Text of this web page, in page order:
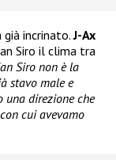
già incrinato.J-Ax
Siro il clima tra
Siro non è la
stavo male e
una direzione che
cui avevamo